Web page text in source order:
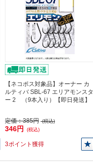
【ネコポス対象品】オーナー カ
ルティバ SBL-67 エリアモンスタ
ー 2 （9本入り）【即日発送】
定価：385円 (税込)
346円 (税込)
3ポイント獲得